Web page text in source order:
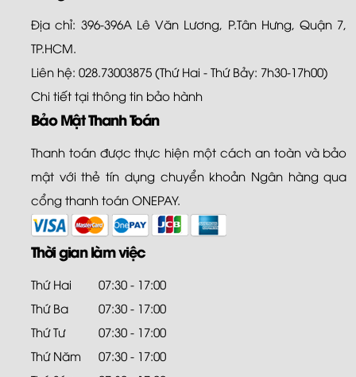
Địa chỉ: 396-396A Lê Văn Lương, P.Tân Hưng, Quận 7,
TP.HCM.
Liên hệ: 028.73003875 (Thứ Hai - Thứ Bảy: 7h30-17h00)
Chi tiết tại thông tin bảo hành
Bảo Mật Thanh Toán
Thanh toán được thực hiện một cách an toàn và bảo
mật với thẻ tín dụng chuyển khoản Ngân hàng qua
cổng thanh toán ONEPAY.
Thời gian làm việc
Thứ Hai
07:30 - 17:00
Thứ Ba
07:30 - 17:00
Thứ Tư
07:30 - 17:00
Thứ Năm
07:30 - 17:00